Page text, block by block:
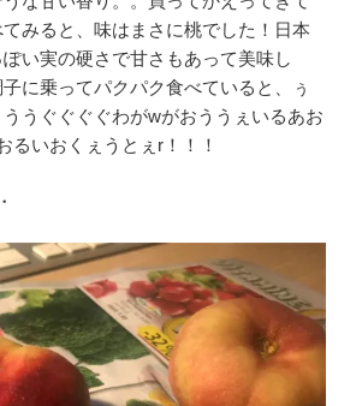
みると、味はまさに桃でした！日本
い実の硬さで甘さもあって美味し
に乗ってパクパク食べていると、ぅ
ううぐぐぐぐわがwがおううぇいるあお
るいおくぇうとぇr！！！